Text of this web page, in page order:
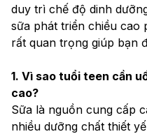
duy trì chế độ dinh
sữa phát triển chiều cao
rất quan trọng giúp bạn
1. Vì sao tuổi teen cần
cao?
Sữa là nguồn cung cấp
nhiều dưỡng chất thiết